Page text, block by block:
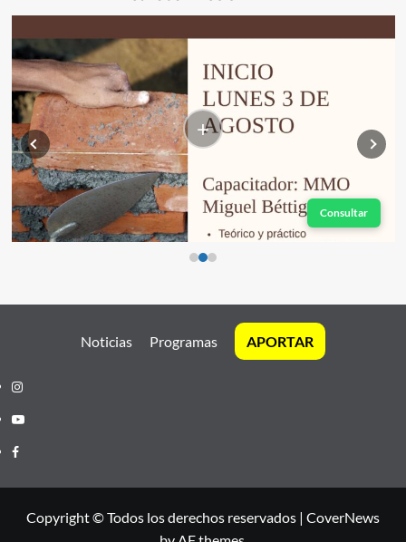
+
Consultar
Noticias Programas APORTAR
Instagram
Youtube
Facebook
Copyright © Todos los derechos reservados | CoverNews